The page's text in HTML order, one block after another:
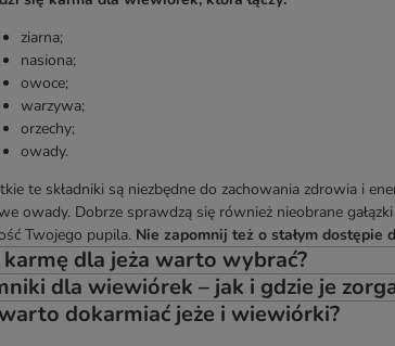
ziarna;
nasiona;
owoce;
warzywa;
orzechy;
owady.
te składniki są niezbędne do zachowania zdrowia i
owady. Dobrze sprawdzą się również nieobrane
Twojego pupila. Nie zapomnij też o stałym dostępie
karmę dla jeża warto wybrać?
dla wiewiórek – jak i gdzie je
dokarmiać jeże i wiewiórki?